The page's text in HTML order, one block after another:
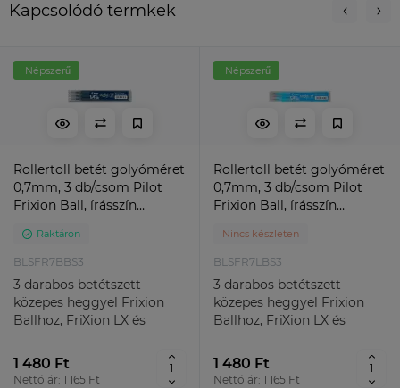
Kapcsolódó termkek
Népszerű
Rollertoll betét golyóméret
0,7mm, 3 db/csom Pilot
Frixion Ball, írásszín
Raktáron
BLSFR7BBS3
3 darabos betétszett
közepes heggyel Frixion
Ballhoz, FriXion LX és
Golyó..
1 480 Ft
Nettó ár: 1 165 Ft
Népszerű
Rollertoll betét golyóméret
0,7mm, 3 db/csom Pilot
Frixion Ball, írásszín
Nincs készleten
BLSFR7LBS3
3 darabos betétszett
közepes heggyel Frixion
Ballhoz, FriXion LX és
Golyó..
1 480 Ft
Nettó ár: 1 165 Ft